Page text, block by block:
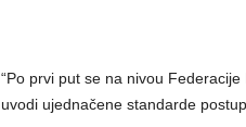
“Po prvi put se na nivou
uvodi ujednačene standarde